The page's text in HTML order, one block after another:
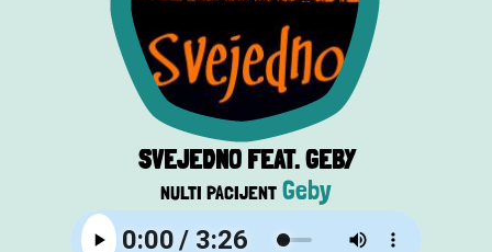
SVEJEDNO FEAT. GEBY
NULTI PACIJENT Geby